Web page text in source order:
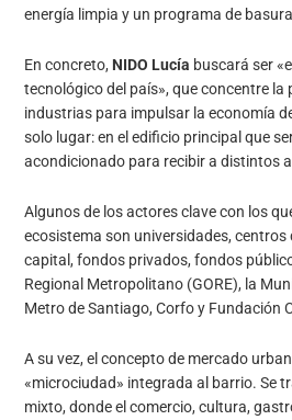
energía limpia y un programa de
En concreto, NIDO Lucía buscará ser
tecnológico del país», que concentre la
industrias para impulsar la economía
solo lugar: en el edificio principal que
acondicionado para recibir a distintos
Algunos de los actores clave con los
ecosistema son universidades, centros
capital, fondos privados, fondos
Regional Metropolitano (GORE), la
Metro de Santiago, Corfo y Fundación
A su vez, el concepto de mercado
«microciudad» integrada al barrio. Se
mixto, donde el comercio, cultura,